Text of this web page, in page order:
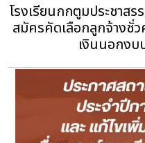
โรงเรียนกกตูมประชาส
สมัครคัดเลือกลูกจ้างชั่
เงินนอกง